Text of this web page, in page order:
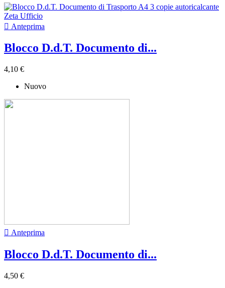
 Anteprima
Blocco D.d.T. Documento di...
4,10 €
Nuovo
 Anteprima
Blocco D.d.T. Documento di...
4,50 €